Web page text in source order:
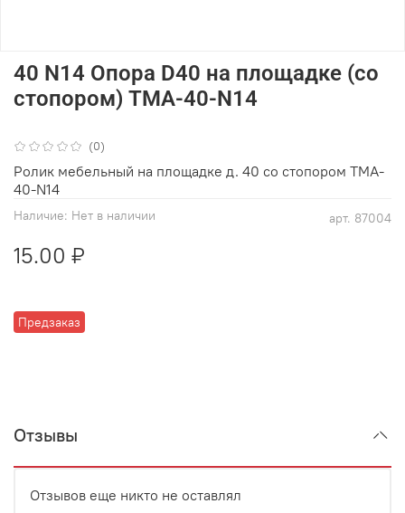
(0)
арт. 87004
Наличие: Нет в наличии
Предзаказ
40 N14 Опора D40 на площадке (со
стопором) TMA-40-N14
15.00 ₽
Ролик мебельный на площадке д. 40 со стопором TMA-
40-N14
Отзывы
Отзывов еще никто не оставлял